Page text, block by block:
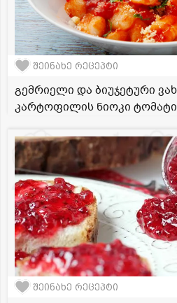
შეინახე რეცეპტი
გემრიელი და ბიუჯეტური
კარტოფილის ნიოკი
შეინახე რეცეპტი